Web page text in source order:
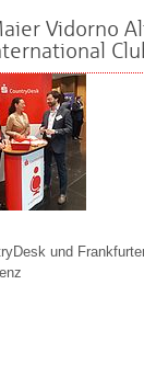
Vidorno
und